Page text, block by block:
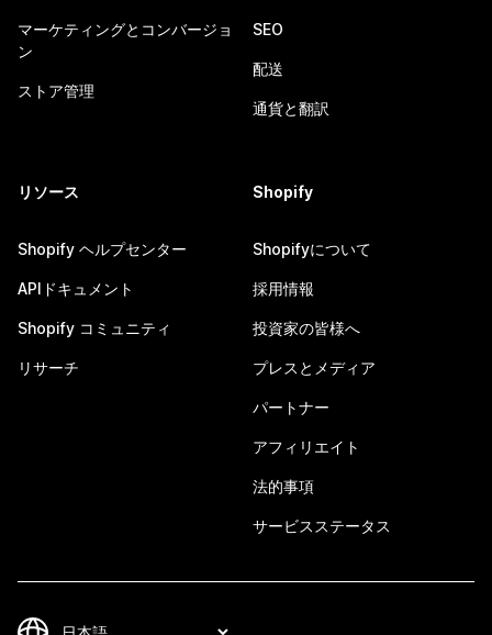
マーケティングとコンバージョ
ン
ストア管理
SEO
配送
通貨と翻訳
リソース
Shopify ヘルプセンター
APIドキュメント
Shopify コミュニティ
リサーチ
Shopify
Shopifyについて
採用情報
投資家の皆様へ
プレスとメディア
パートナー
アフィリエイト
法的事項
サービスステータス